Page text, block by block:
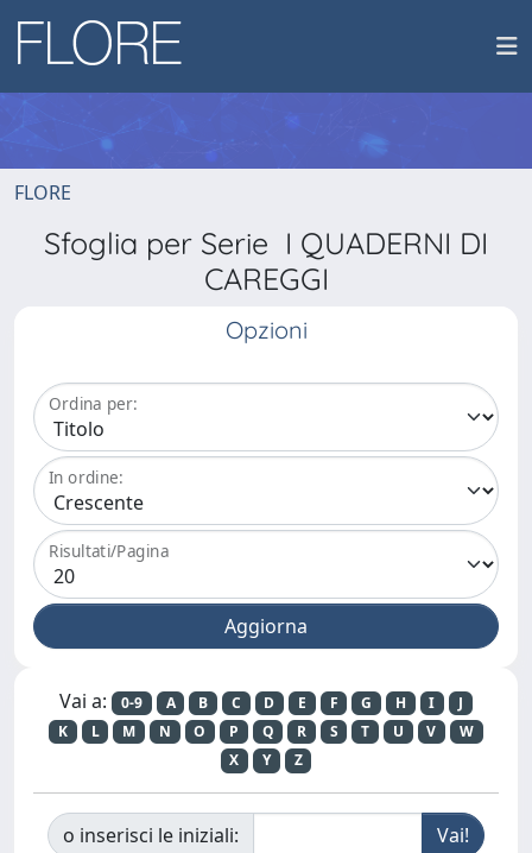
FLORE
Sfoglia per Serie I QUADERNI DI
CAREGGI
Opzioni
Ordina per:
In ordine:
Risultati/Pagina
Vai a: 0-9 A B C D E F G H I
J
K
L M N O P Q R S T U V
W
X
Y Z
o inserisci le iniziali: